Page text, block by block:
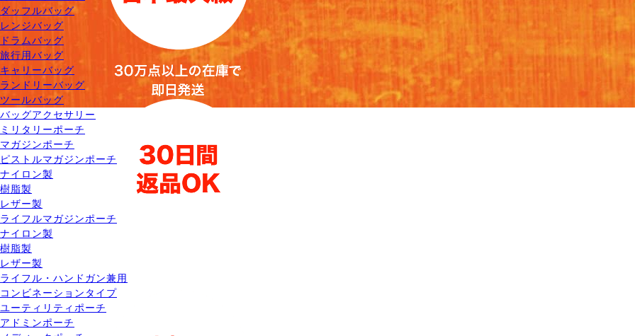
ダッフルバッグ
レンジバッグ
ドラムバッグ
旅行用バッグ
キャリーバッグ
ランドリーバッグ
ツールバッグ
バッグアクセサリー
ミリタリーポーチ
マガジンポーチ
ピストルマガジンポーチ
ナイロン製
樹脂製
レザー製
ライフルマガジンポーチ
ナイロン製
樹脂製
レザー製
ライフル・ハンドガン兼用
コンビネーションタイプ
ユーティリティポーチ
アドミンポーチ